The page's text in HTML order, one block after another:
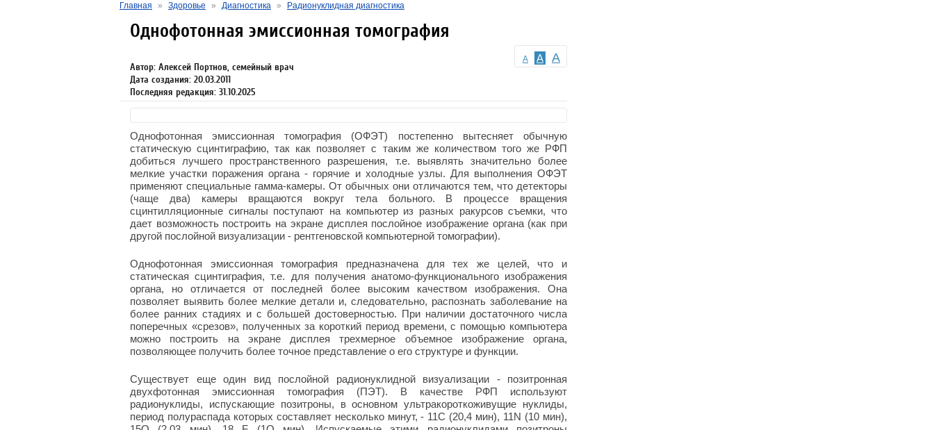
Главная » Здоровье » Диагностика » Радионуклидная диагностика
A A A
Однофотонная эмиссионная томография
Автор: Алексей Портнов, семейный врач
Дата создания: 20.03.2011
Последняя редакция: 31.10.2025
Однофотонная эмиссионная томография (ОФЭТ) постепенно вытесняет обычную
статическую сцинтиграфию, так как позволяет с таким же количеством того же РФП
добиться лучшего пространственного разрешения, т.е. выявлять значительно более
мелкие участки поражения органа - горячие и холодные узлы. Для выполнения ОФЭТ
применяют специальные гамма-камеры. От обычных они отличаются тем, что детекторы
(чаще два) камеры вращаются вокруг тела больного. В процессе вращения
сцинтилляционные сигналы поступают на компьютер из разных ракурсов съемки, что
дает возможность построить на экране дисплея послойное изображение органа (как при
другой послойной визуализации - рентгеновской компьютерной томографии).
Однофотонная эмиссионная томография предназначена для тех же целей, что и
статическая сцинтиграфия, т.е. для получения анатомо-функционального изображения
органа, но отличается от последней более высоким качеством изображения. Она
позволяет выявить более мелкие детали и, следовательно, распознать заболевание на
более ранних стадиях и с большей достоверностью. При наличии достаточного числа
поперечных «срезов», полученных за короткий период времени, с помощью компьютера
можно построить на экране дисплея трехмерное объемное изображение органа,
позволяющее получить более точное представление о его структуре и функции.
Существует еще один вид послойной радионуклидной визуализации - позитронная
двухфотонная эмиссионная томография (ПЭТ). В качестве РФП используют
радионуклиды, испускающие позитроны, в основном ультракороткоживущие нуклиды,
период полураспада которых составляет несколько минут, - 11С (20,4 мин), 11N (10 мин),